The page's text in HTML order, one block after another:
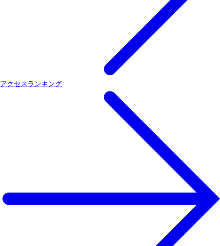
アクセスランキング